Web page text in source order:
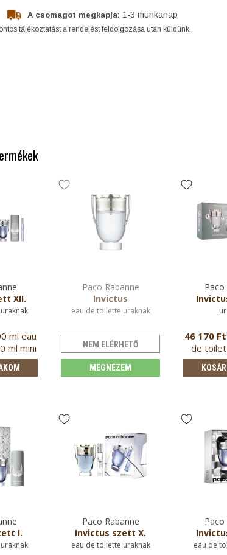
A csomagot megkapja: 1-3 munkanap
tájékoztatást a rendelést feldolgozása után küldünk.
XII.
ml eau
ml mini
Paco Rabanne
Invictus
eau de toilette uraknak
NEM ELÉRHETŐ
MEGNÉZEM
Paco
46 170 Ft
de
I.
Paco Rabanne
Invictus szett X.
eau de toilette uraknak
Paco
eau de